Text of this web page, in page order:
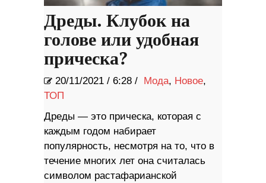
Дреды. Клубок на
голове или удобная
прическа?
20/11/2021 / 6:28 / Мода, Новое,
ТОП
Дреды — это прическа, которая с
каждым годом набирает
популярность, несмотря на то, что в
течение многих лет она считалась
символом растафарианской